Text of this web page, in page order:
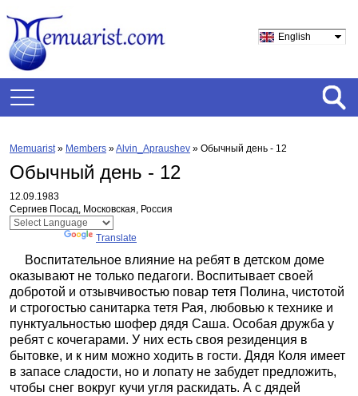
English
Memuarist» Members »Alvin_Apraushev » Обычный день - 12
Обычный день - 12
12.09.1983
Сергиев Посад, Московская, Россия
Translate
Воспитательное влияние на ребят в детском доме
оказывают не только педагоги. Воспитывает своей
добротой и отзывчивостью повар тетя Полина, чистотой
и строгостью санитарка тетя Рая, любовью к технике и
пунктуальностью шофер дядя Саша. Особая дружба у
ребят с кочегарами. У них есть своя резиденция в
бытовке, и к ним можно ходить в гости. Дядя Коля имеет
в запасе сладости, но и лопату не забудет предложить,
чтобы снег вокруг кучи угля раскидать. А с дядей